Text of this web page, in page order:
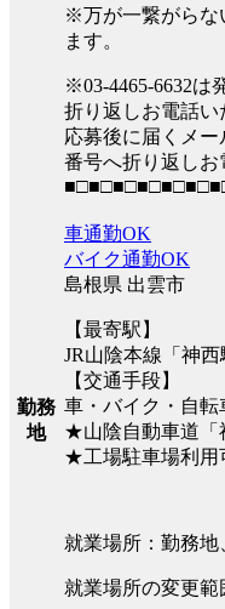
※万が一繋がらな
ます。
※03-4465-6632は
折り返しお電話い
応募後に届くメー
番号へ折り返しお
勤務
地
車通勤OK
バイク通勤OK
島根県 出雲市
【最寄駅】
JR山陰本線「神
【交通手段】
車・バイク・自転
★山陰自動車道「
★工場駐車場利用
就業場所：勤務
就業場所の変更